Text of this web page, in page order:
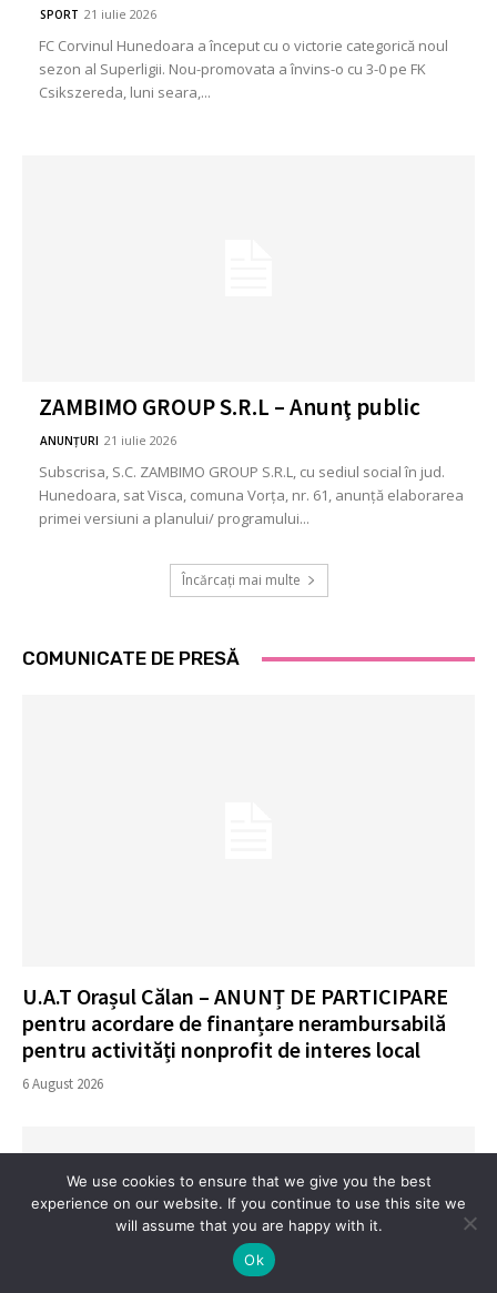
SPORT 21 iulie 2026
FC Corvinul Hunedoara a început cu o victorie categorică noul
sezon al Superligii. Nou-promovata a învins-o cu 3-0 pe FK
Csikszereda, luni seara,...
ZAMBIMO GROUP S.R.L – Anunţ public
ANUNȚURI 21 iulie 2026
Subscrisa, S.C. ZAMBIMO GROUP S.R.L, cu sediul social în jud.
Hunedoara, sat Visca, comuna Vorța, nr. 61, anunță elaborarea
primei versiuni a planului/ programului...
Încărcați mai multe
COMUNICATE DE PRESĂ
U.A.T Orașul Călan – ANUNȚ DE PARTICIPARE
pentru acordare de finanțare nerambursabilă
pentru activități nonprofit de interes local
6 August 2026
We use cookies to ensure that we give you the best
experience on our website. If you continue to use this site we
will assume that you are happy with it.
Ok